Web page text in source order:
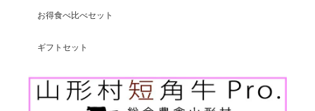
2026/07/08
て、美味しかったです。
お得食べ比べセット
ギフトセット